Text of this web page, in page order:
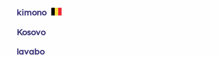
kimono
Kosovo
lavabo